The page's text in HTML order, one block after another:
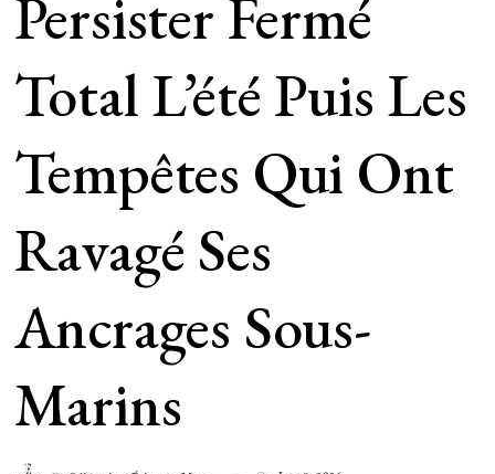
Persister Fermé
Total L’été Puis Les
Tempêtes Qui Ont
Ravagé Ses
Ancrages Sous-
Marins